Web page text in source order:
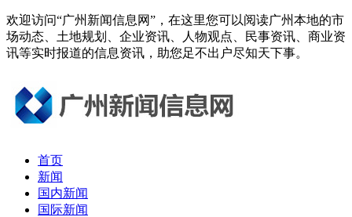
欢迎访问“广州新闻信息网”，在这里您可以阅读广州本地的市
场动态、土地规划、企业资讯、人物观点、民事资讯、商业资
讯等实时报道的信息资讯，助您足不出户尽知天下事。
首页
新闻
国内新闻
国际新闻